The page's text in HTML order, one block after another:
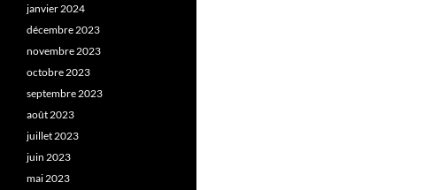
janvier 2024
décembre 2023
novembre 2023
octobre 2023
septembre 2023
août 2023
juillet 2023
juin 2023
mai 2023